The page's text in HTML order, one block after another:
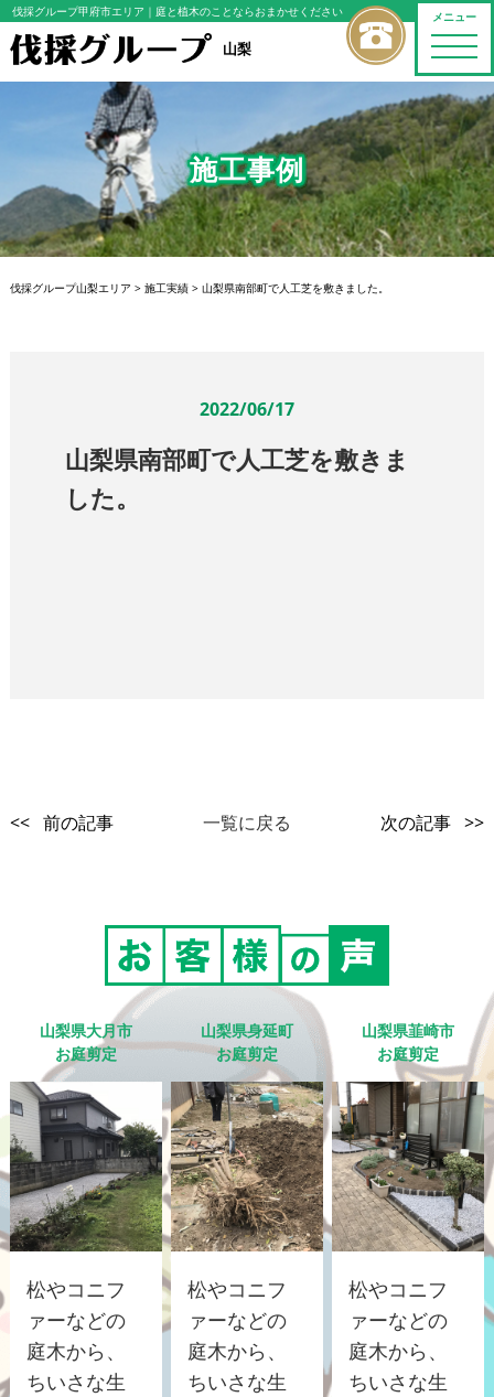
メニュー
toggle
伐採グループ甲府市エリア ｜庭と植木のことならおまかせください
山梨
施工事例
伐採グループ山梨エリア > 施工実績> 山梨県南部町で人工芝を敷きました。
2022/06/17
山梨県南部町で人工芝を敷きま
した。
<< 前の記事 一覧に戻る 次の記事 >>
山梨県大月市
お庭剪定
松やコニフ
ァーなどの
庭木から、
ちいさな生
山梨県身延町
お庭剪定
松やコニフ
ァーなどの
庭木から、
ちいさな生
山梨県韮崎市
お庭剪定
松やコニフ
ァーなどの
庭木から、
ちいさな生